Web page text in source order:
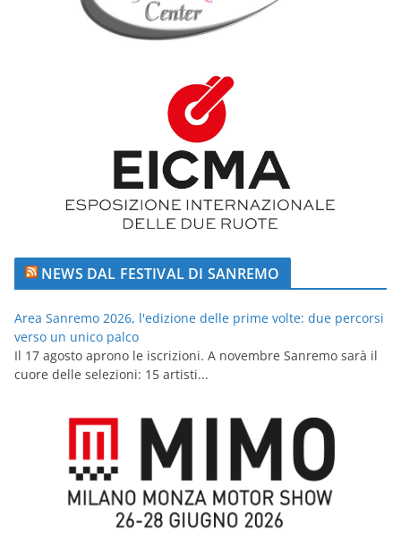
NEWS DAL FESTIVAL DI SANREMO
Area Sanremo 2026, l'edizione delle prime volte: due percorsi
verso un unico palco
Il 17 agosto aprono le iscrizioni. A novembre Sanremo sarà il
cuore delle selezioni: 15 artisti...